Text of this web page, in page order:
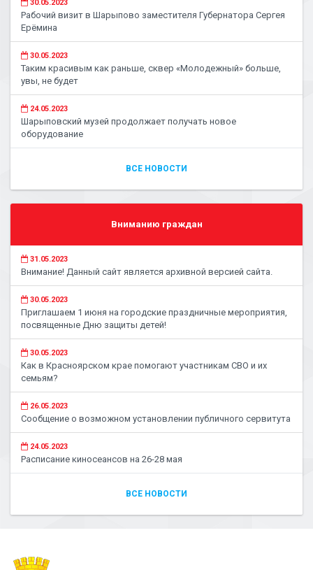
30.05.2023
Рабочий визит в Шарыпово заместителя Губернатора Сергея
Ерёмина
30.05.2023
Таким красивым как раньше, сквер «Молодежный» больше,
увы, не будет
24.05.2023
Шарыповский музей продолжает получать новое
оборудование
ВСЕ НОВОСТИ
Вниманию граждан
31.05.2023
Внимание! Данный сайт является архивной версией сайта.
30.05.2023
Приглашаем 1 июня на городские праздничные мероприятия,
посвященные Дню защиты детей!
30.05.2023
Как в Красноярском крае помогают участникам СВО и их
семьям?
26.05.2023
Сообщение о возможном установлении публичного сервитута
24.05.2023
Расписание киносеансов на 26-28 мая
ВСЕ НОВОСТИ